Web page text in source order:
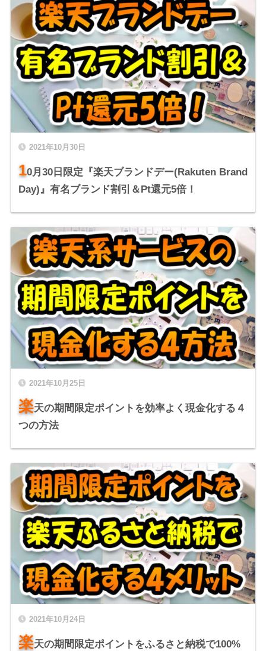
2021年10月30日
10月30日限定『楽天ブランドデー(Rakuten Brand
Day)』有名ブランド割引＆Pt還元5倍！
2021年10月25日
楽天の期間限定ポイントを効率よく現金化する４
つの方法
2021年10月24日
楽天の期間限定ポイントをふるさと納税で100%